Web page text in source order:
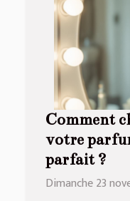
Comment
votre
parfait ?
Dimanche 23